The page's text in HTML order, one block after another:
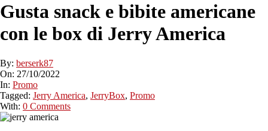
Gusta snack e bibite americane
con le box di Jerry America
By: berserk87
On: 27/10/2022
In: Promo
Tagged: Jerry America, JerryBox, Promo
With: 0 Comments